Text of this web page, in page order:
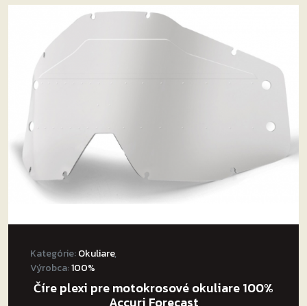
Kategórie:Okuliare,
Výrobca:100%
Číre plexi pre motokrosové okuliare 100%